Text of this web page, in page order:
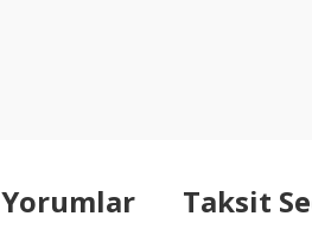
Yorumlar Taksit